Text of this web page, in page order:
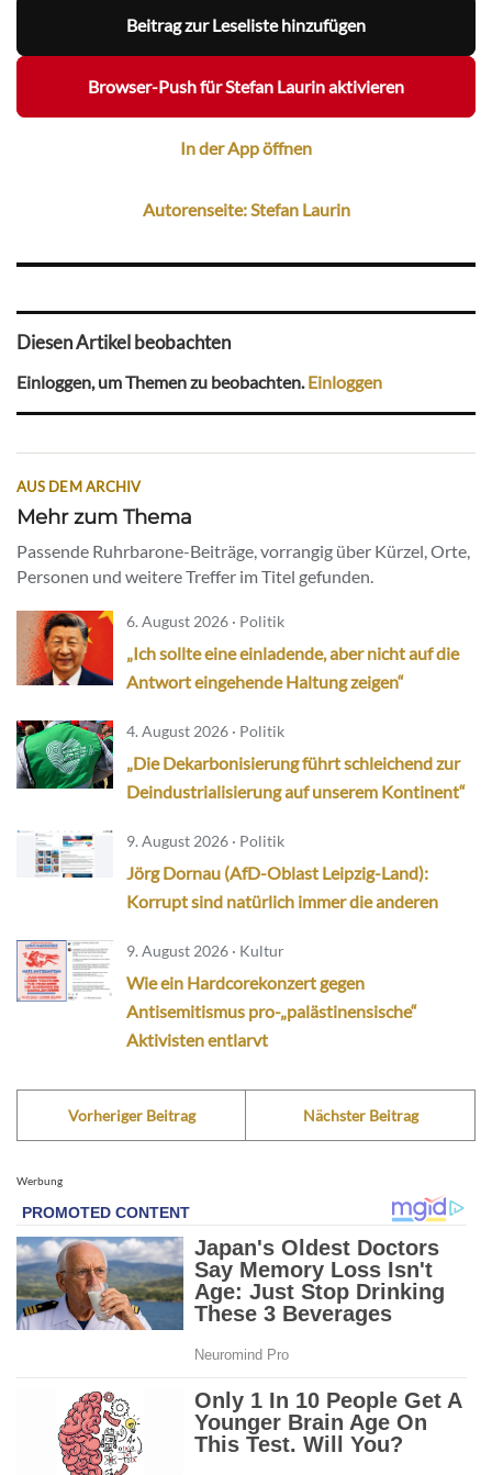
Beitrag zur Leseliste hinzufügen
Browser-Push für Stefan Laurin aktivieren
In der App öffnen
Autorenseite: Stefan Laurin
Diesen Artikel beobachten
Einloggen, um Themen zu beobachten.Einloggen
AUS DEM ARCHIV
Mehr zum Thema
Passende Ruhrbarone-Beiträge, vorrangig über Kürzel, Orte,
Personen und weitere Treffer im Titel gefunden.
6. August 2026 · Politik
„Ich sollte eine einladende, aber nicht auf die
Antwort eingehende Haltung zeigen“
4. August 2026 · Politik
„Die Dekarbonisierung führt schleichend zur
Deindustrialisierung auf unserem Kontinent“
9. August 2026 · Politik
Jörg Dornau (AfD-Oblast Leipzig-Land):
Korrupt sind natürlich immer die anderen
9. August 2026 · Kultur
Wie ein Hardcorekonzert gegen
Antisemitismus pro-„palästinensische“
Aktivisten entlarvt
Vorheriger Beitrag Nächster Beitrag
Werbung